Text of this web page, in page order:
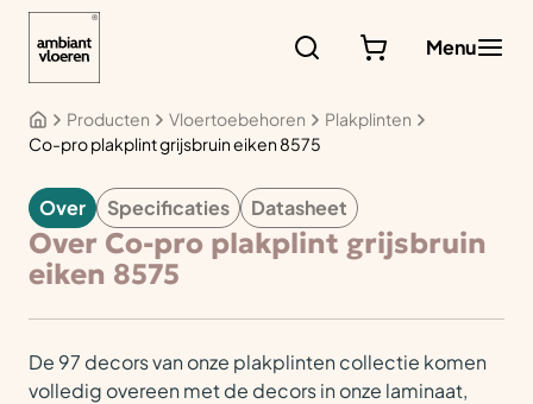
Menu
Producten Vloertoebehoren
Plakplinten
Co-pro plakplint grijsbruin eiken 8575
VLOERTOEBEHOREN
Over Specificaties Datasheet
Over Co-pro plakplint grijsbruin
eiken 8575
De 97 decors van onze plakplinten collectie komen
volledig overeen met de decors in onze laminaat,